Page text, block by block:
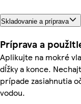
Skladovanie a príprava
Príprava a
Aplikujte na mokré
dĺžky a konce.
prípade zasiahnutia
vodou.